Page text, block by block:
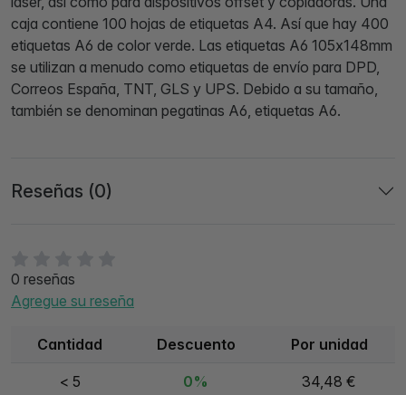
0 reseñas
Agregue su reseña
Cantidad Descuento Por unidad
< 5 0% 34,48 €
caja contiene 100 hojas de etiquetas A4. Así que hay 400
etiquetas A6 de color verde. Las etiquetas A6 105x148mm
se utilizan a menudo como etiquetas de envío para DPD,
Correos España, TNT, GLS y UPS. Debido a su tamaño,
también se denominan pegatinas A6, etiquetas A6.
Reseñas (0)